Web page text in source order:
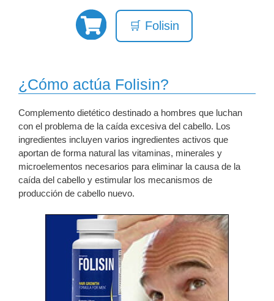
🛒 Folisin
¿Cómo actúa Folisin?
Complemento dietético destinado a hombres que luchan
con el problema de la caída excesiva del cabello. Los
ingredientes incluyen varios ingredientes activos que
aportan de forma natural las vitaminas, minerales y
microelementos necesarios para eliminar la causa de la
caída del cabello y estimular los mecanismos de
producción de cabello nuevo.